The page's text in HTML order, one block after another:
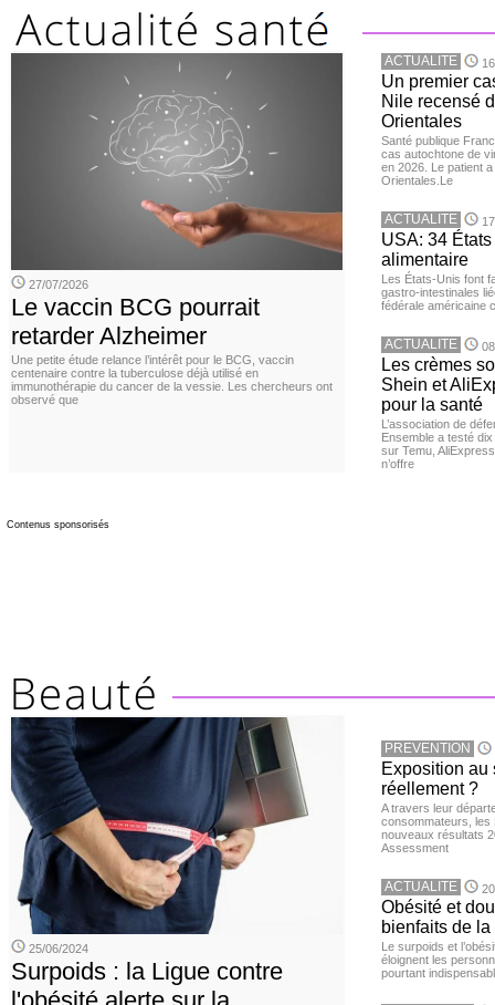
27/07/2026
Le vaccin BCG pourrait
retarder Alzheimer
Une petite étude relance l’intérêt pour le BCG, vaccin
centenaire contre la tuberculose déjà utilisé en
immunothérapie du cancer de la vessie. Les chercheurs ont
observé que
ACTUALITE
Un premier
Nile recensé
Orientales
Santé publique
cas autochtone de
en 2026. Le patient
Orientales.Le
ACTUALITE
USA: 34
alimentaire
Les États-Unis font
gastro-intestinales
fédérale américaine
ACTUALITE
Les crèmes
Shein et
pour la santé
L’association de
Ensemble a testé
sur Temu,
n’offre
Contenus sponsorisés
25/06/2024
Surpoids : la Ligue contre
PREVENTION
Exposition au
réellement ?
A travers leur
consommateurs, les
nouveaux résultats
Assessment
ACTUALITE
Obésité et
bienfaits de
Le surpoids et
éloignent les
pourtant